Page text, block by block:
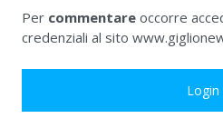
Per commentare occorre
credenziali al sito
Login